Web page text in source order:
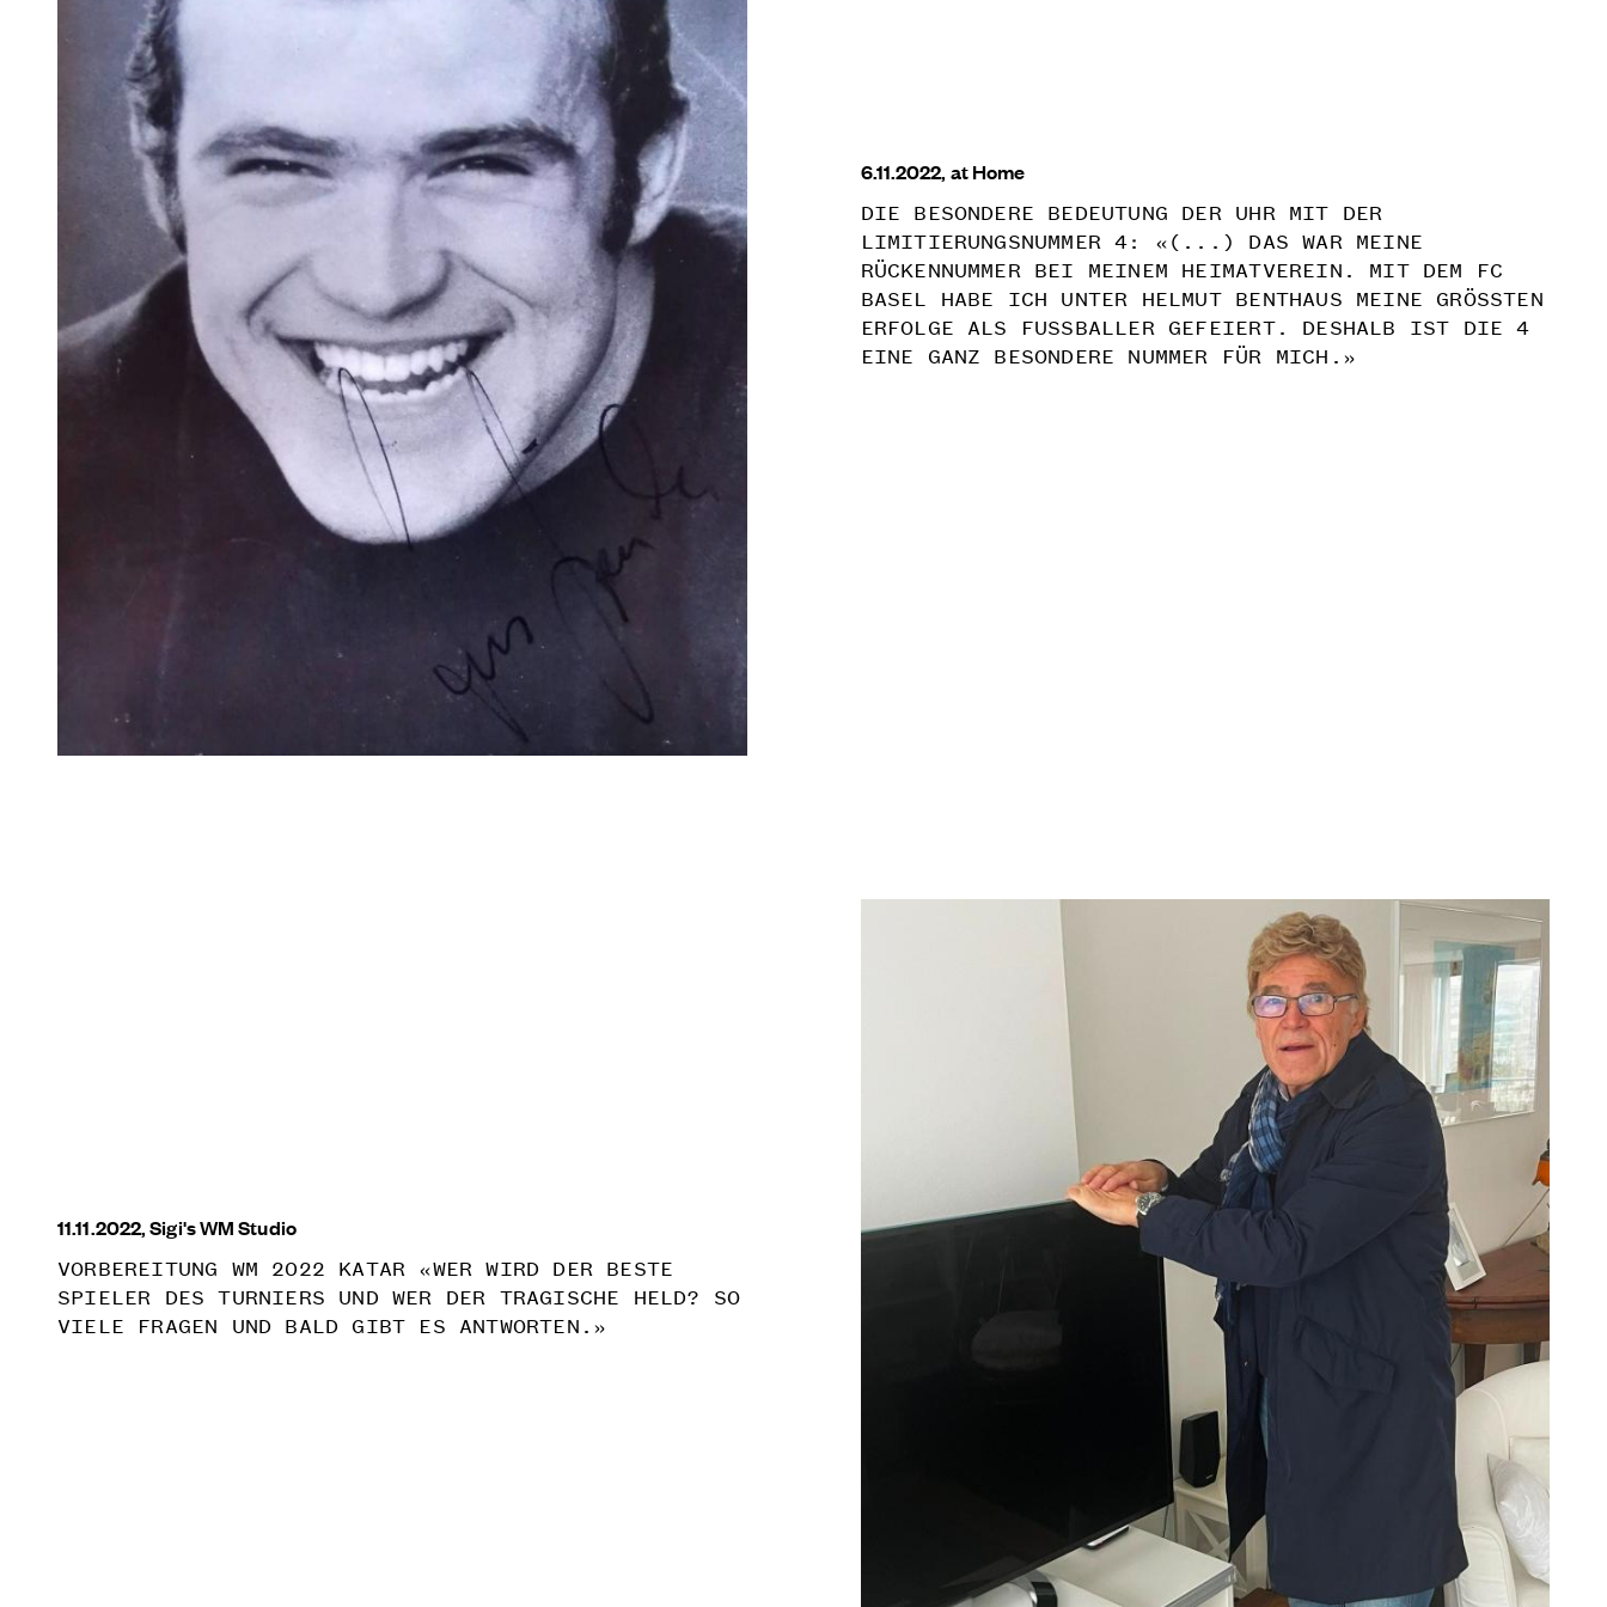
6.11.2022, at Home
DIE BESONDERE BEDEUTUNG DER UHR MIT DER
LIMITIERUNGSNUMMER 4: «(...) DAS WAR MEINE
RÜCKENNUMMER BEI MEINEM HEIMATVEREIN. MIT DEM FC
BASEL HABE ICH UNTER HELMUT BENTHAUS MEINE GRÖSSTEN
ERFOLGE ALS FUSSBALLER GEFEIERT. DESHALB IST DIE 4
EINE GANZ BESONDERE NUMMER FÜR MICH.»
11.11.2022, Sigi's WM Studio
VORBEREITUNG WM 2022 KATAR «WER WIRD DER BESTE
SPIELER DES TURNIERS UND WER DER TRAGISCHE HELD? SO
VIELE FRAGEN UND BALD GIBT ES ANTWORTEN.»